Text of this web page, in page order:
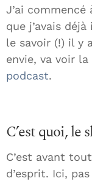
J’ai
que j’avais
le savoir (!) il y
envie, va voir la
podcast.
C’est quoi, le
C’est avant
d’esprit. Ici,